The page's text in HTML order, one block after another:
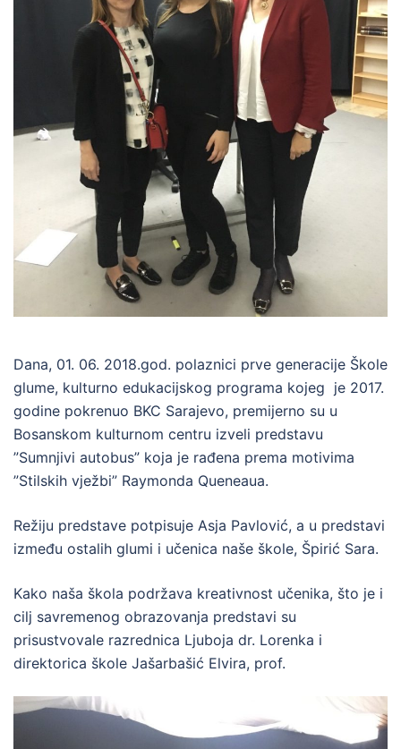
Dana, 01. 06. 2018.god. polaznici prve generacije Škole
glume, kulturno edukacijskog programa kojeg je 2017.
godine pokrenuo BKC Sarajevo, premijerno su u
Bosanskom kulturnom centru izveli predstavu
”Sumnjivi autobus” koja je rađena prema motivima
”Stilskih vježbi” Raymonda Queneaua.
Režiju predstave potpisuje Asja Pavlović, a u predstavi
između ostalih glumi i učenica naše škole, Špirić Sara.
Kako naša škola podržava kreativnost učenika, što je i
cilj savremenog obrazovanja predstavi su
prisustvovale razrednica Ljuboja dr. Lorenka i
direktorica škole Jašarbašić Elvira, prof.